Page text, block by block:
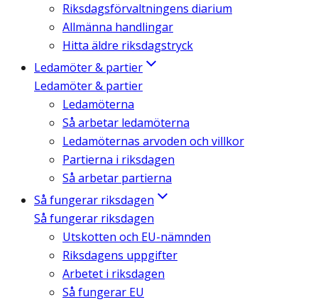
Riksdagsförvaltningens diarium
Allmänna handlingar
Hitta äldre riksdagstryck
Ledamöter & partier
Ledamöter & partier
Ledamöterna
Så arbetar ledamöterna
Ledamöternas arvoden och villkor
Partierna i riksdagen
Så arbetar partierna
Så fungerar riksdagen
Så fungerar riksdagen
Utskotten och EU-nämnden
Riksdagens uppgifter
Arbetet i riksdagen
Så fungerar EU